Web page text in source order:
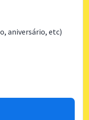
aniversário, etc)